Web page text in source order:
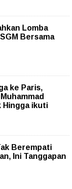
Lomba
Bersama
ke Paris,
Hingga ikuti
Berempati
Ini Tanggapan